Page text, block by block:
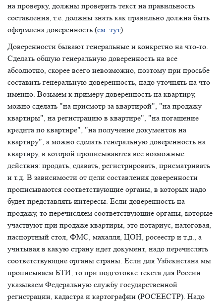
на проверку, должны проверить текст на правильность
составления, т.е. должны знать как правильно должна быть
оформлена доверенность (см. тут)
Доверенности бывают генеральные и конкретно на что-то.
Сделать общую генеральную доверенность на все
абсолютно, скорее всего невозможно, поэтому при просьбе
составить генеральную доверенность, надо уточнять на что
именно. Возьмем к примеру доверенность на квартиру,
можно сделать "на присмотр за квартирой", "на продажу
квартиры", на регистрацию в квартире", "на погашение
кредита по квартире", "на получение документов на
квартиру", а можно сделать генеральную доверенность на
квартиру, в которой прописываются все возможные
действия: продать, сдавать, регистрировать, присматривать
и т.д. В зависимости от цели составления доверенности
прописываются соответствующие органы, в которых надо
будет представлять интересы. Если доверенность на
продажу, то перечисляем соответствующие органы, которые
участвуют при продаже квартиры, это нотариус, налоговая,
паспортный стол, ФМС, махалля, ЦОН, росеестр и т.д., а
учитывая в какую страну идет документ, надо перечислять
соответствующие органы страны. Если для Узбекистана мы
прописываем БТИ, то при подготовке текста для России
указываем Федеральную службу государственной
регистрации, кадастра и картографии (РОСЕЕСТР). Надо